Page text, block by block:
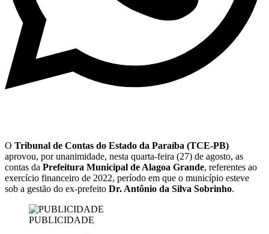
O Tribunal de Contas do Estado da Paraíba (TCE-PB)
aprovou, por unanimidade, nesta quarta-feira (27) de agosto, as
contas da Prefeitura Municipal de Alagoa Grande, referentes ao
exercício financeiro de 2022, período em que o município esteve
sob a gestão do ex-prefeito Dr. Antônio da Silva Sobrinho.
PUBLICIDADE